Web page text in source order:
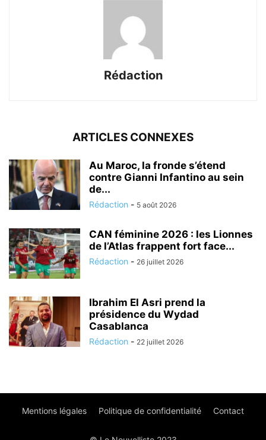
Rédaction
ARTICLES CONNEXES
Au Maroc, la fronde s’étend
contre Gianni Infantino au sein
de...
Rédaction - 5 août 2026
CAN féminine 2026 : les Lionnes
de l’Atlas frappent fort face...
Rédaction - 26 juillet 2026
Ibrahim El Asri prend la
présidence du Wydad
Casablanca
Rédaction - 22 juillet 2026
Mentions légales Politique de confidentialité Contact